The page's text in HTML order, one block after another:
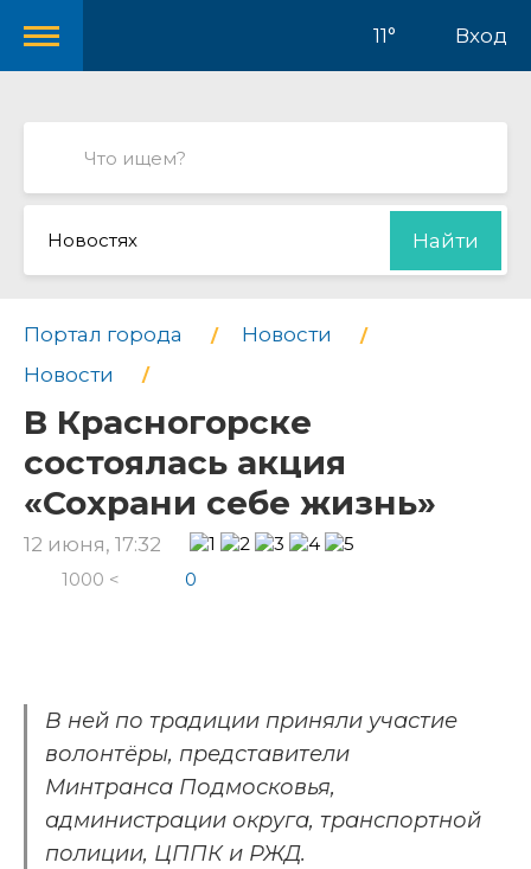
11° Вход
Новостях Найти
Портал города
Новости
Новости
В Красногорске
состоялась акция
«Сохрани себе жизнь»
12 июня, 17:32
1000 < 0
В ней по традиции приняли участие
волонтёры, представители
Минтранса Подмосковья,
администрации округа, транспортной
полиции, ЦППК и РЖД.